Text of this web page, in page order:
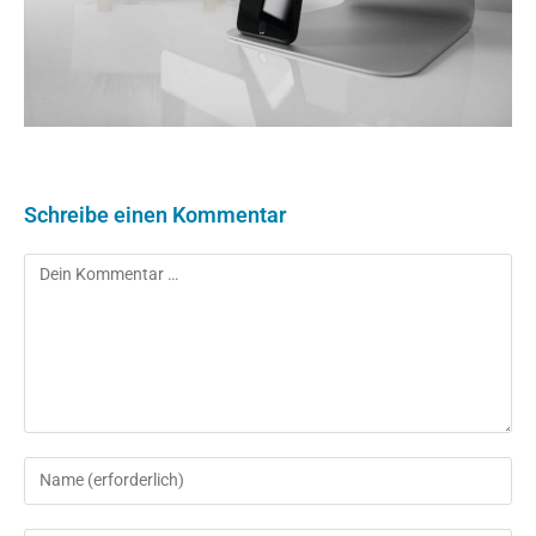
Schreibe einen Kommentar
Kommentar
Gib
deinen
Namen